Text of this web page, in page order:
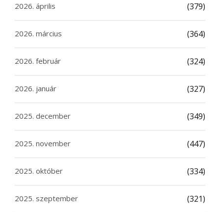
2026. április (379)
2026. március (364)
2026. február (324)
2026. január (327)
2025. december (349)
2025. november (447)
2025. október (334)
2025. szeptember (321)